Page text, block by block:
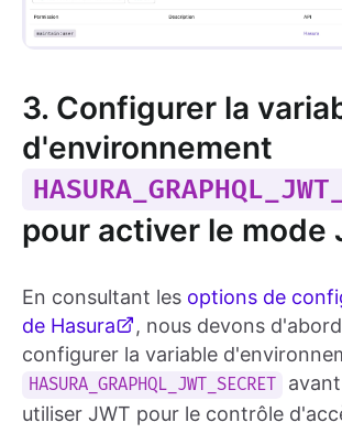
3. Configurer la
d'environnement
pour activer le mode
En consultant les options de
de Hasura
, nous devons
configurer la variable
HASURA_GRAPHQL_JWT_SECRET
utiliser JWT pour le contrôle